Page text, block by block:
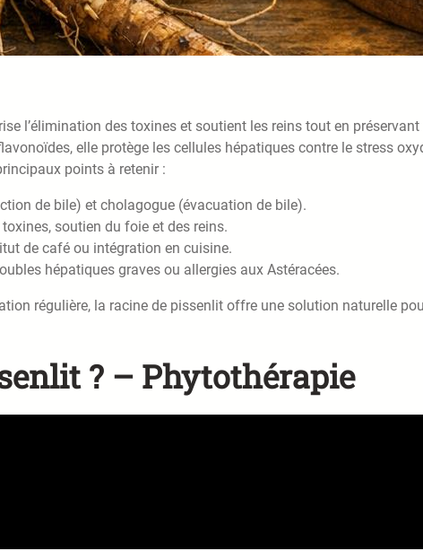
l’élimination des toxines et soutient les reins tout en préservant
elle protège les cellules hépatiques contre le stress
points à retenir :
de bile) et cholagogue (évacuation de bile).
soutien du foie et des reins.
de café ou intégration en cuisine.
hépatiques graves ou allergies aux Astéracées.
régulière, la racine de pissenlit offre une solution naturelle
? – Phytothérapie